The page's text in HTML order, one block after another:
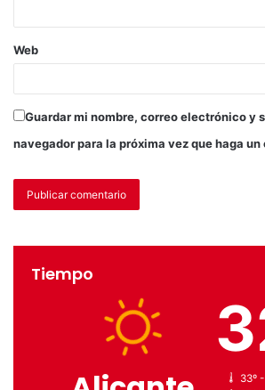
Web
Guardar mi nombre, correo electrónico y
navegador para la próxima vez que haga
Tiempo
33º